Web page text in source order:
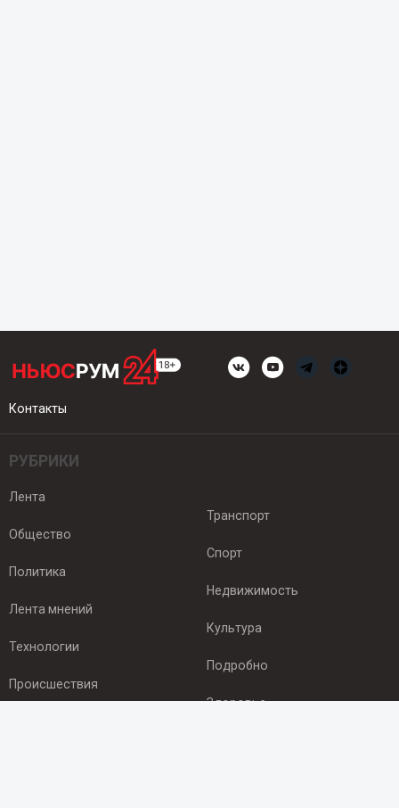
Контакты
РУБРИКИ
Лента
Общество
Политика
Лента мнений
Технологии
Происшествия
Транспорт
Спорт
Недвижимость
Культура
Подробно
Здоровье